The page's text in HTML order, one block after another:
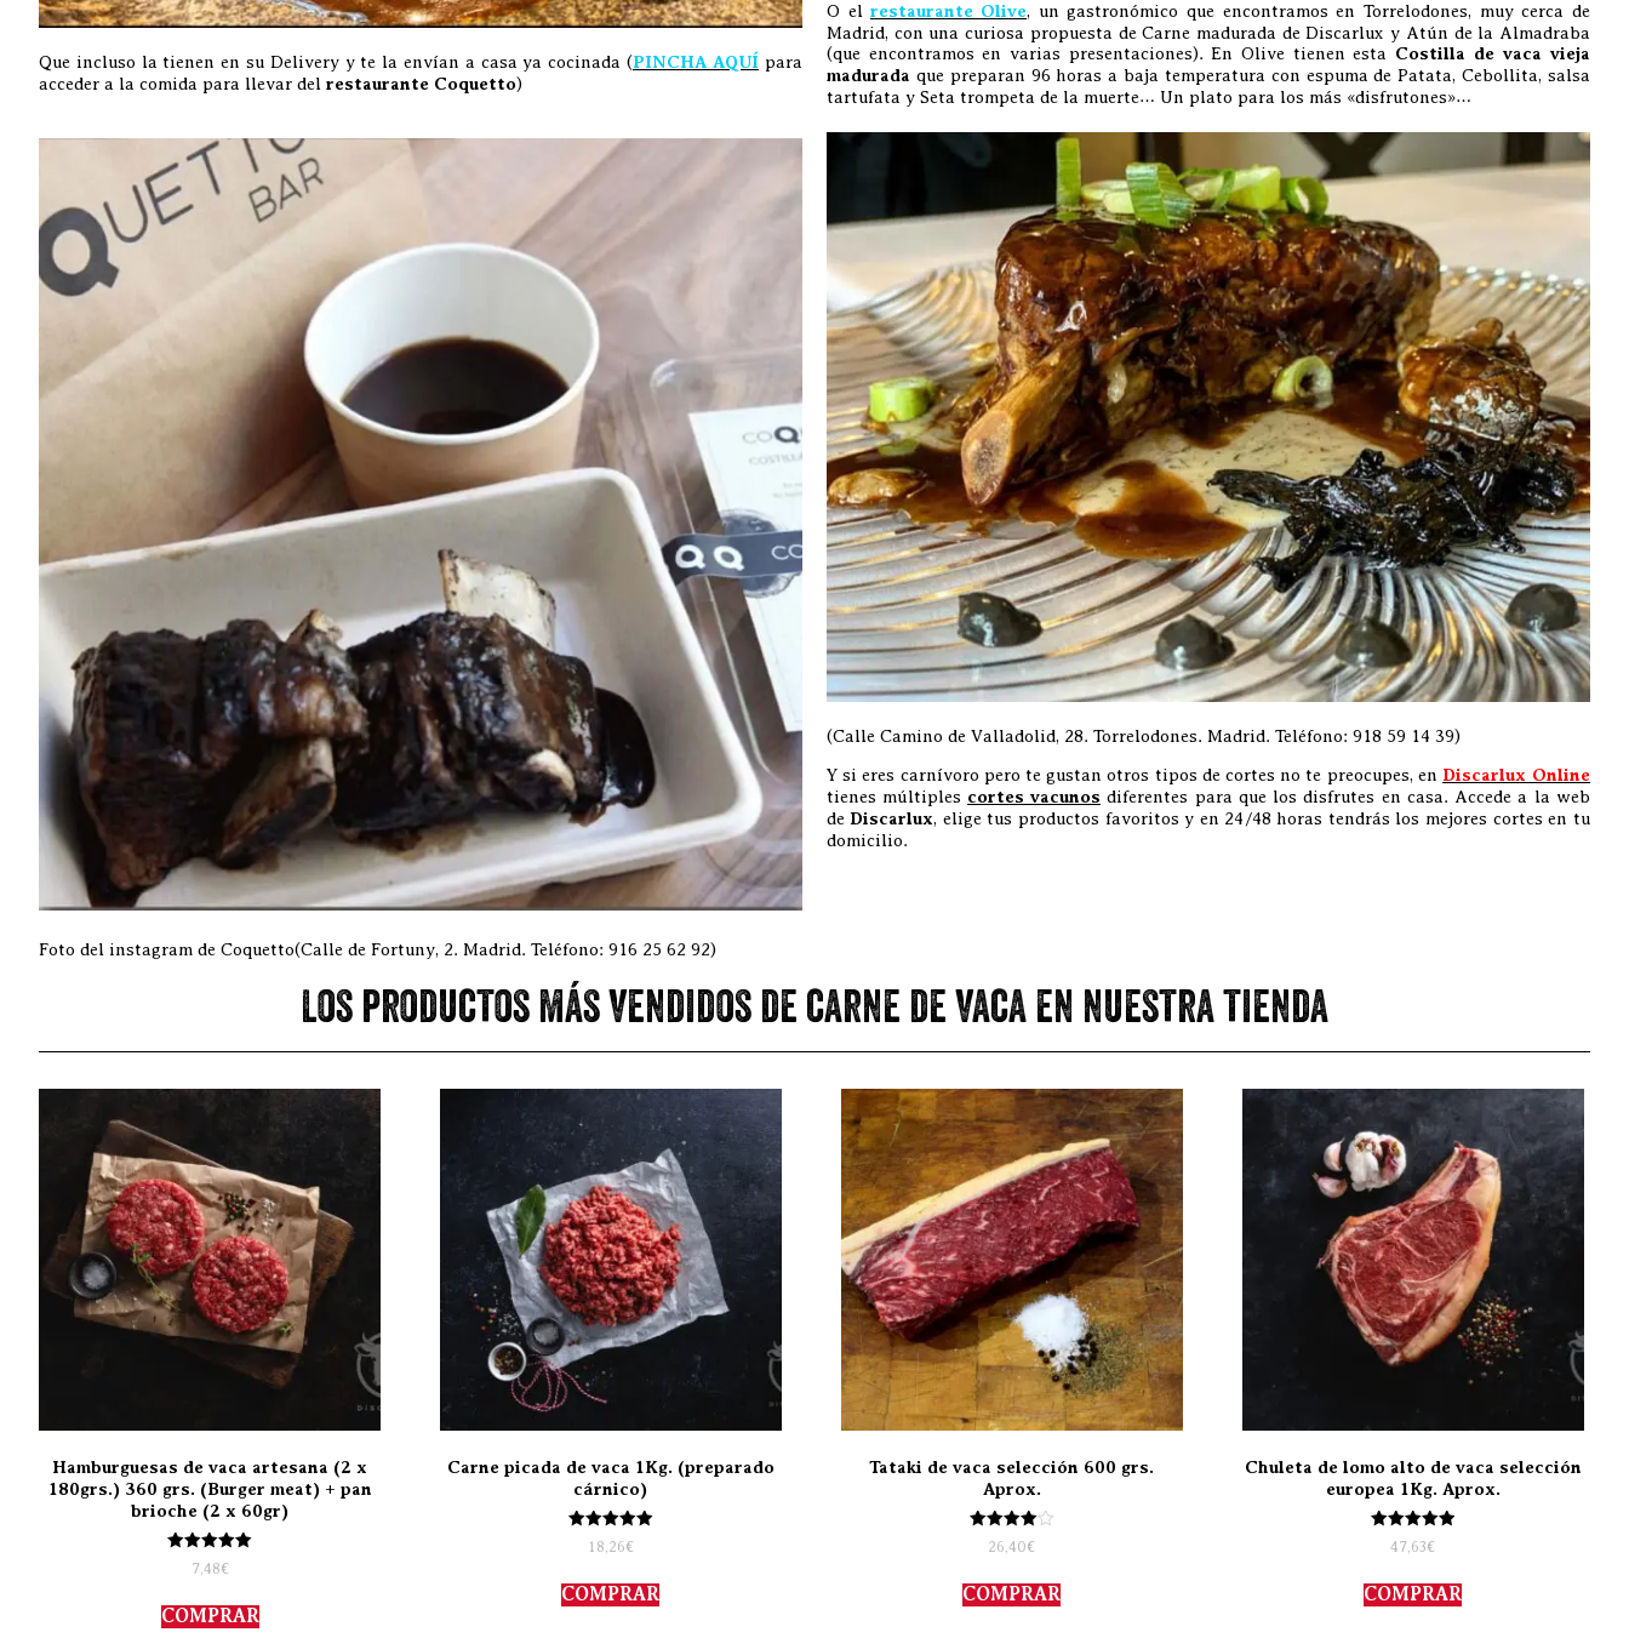
Que incluso la tienen en su Delivery y te la envían a casa ya cocinada (PINCHA AQUÍ para
acceder a la comida para llevar del restaurante Coquetto)
Foto del instagram de Coquetto(Calle de Fortuny, 2. Madrid. Teléfono: 916 25 62 92)
O el restaurante Olive, un gastronómico que encontramos en Torrelodones, muy cerca de
Madrid, con una curiosa propuesta de Carne madurada de Discarlux y Atún de la Almadraba
(que encontramos en varias presentaciones). En Olive tienen esta Costilla de vaca vieja
madurada que preparan 96 horas a baja temperatura con espuma de Patata, Cebollita, salsa
tartufata y Seta trompeta de la muerte… Un plato para los más «disfrutones»…
(Calle Camino de Valladolid, 28. Torrelodones. Madrid. Teléfono: 918 59 14 39)
Y si eres carnívoro pero te gustan otros tipos de cortes no te preocupes, en Discarlux Online
tienes múltiples cortes vacunos diferentes para que los disfrutes en casa. Accede a la web
de Discarlux, elige tus productos favoritos y en 24/48 horas tendrás los mejores cortes en tu
domicilio.
Los productos más vendidos de carne de vaca en nuestra tienda
Hamburguesas de vaca artesana (2 x
180grs.) 360 grs. (Burger meat) + pan
brioche (2 x 60gr)
Valorado
con
de 5
7,48€
COMPRAR
Carne picada de vaca 1Kg. (preparado
cárnico)
Valorado
con
de 5
18,26€
COMPRAR
Tataki de vaca selección 600 grs.
Aprox.
Valorado
con
de 5
26,40€
COMPRAR
Chuleta de lomo alto de vaca selección
europea 1Kg. Aprox.
Valorado
con
de 5
47,63€
COMPRAR